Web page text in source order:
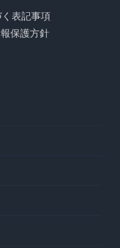
表記事項
保護方針